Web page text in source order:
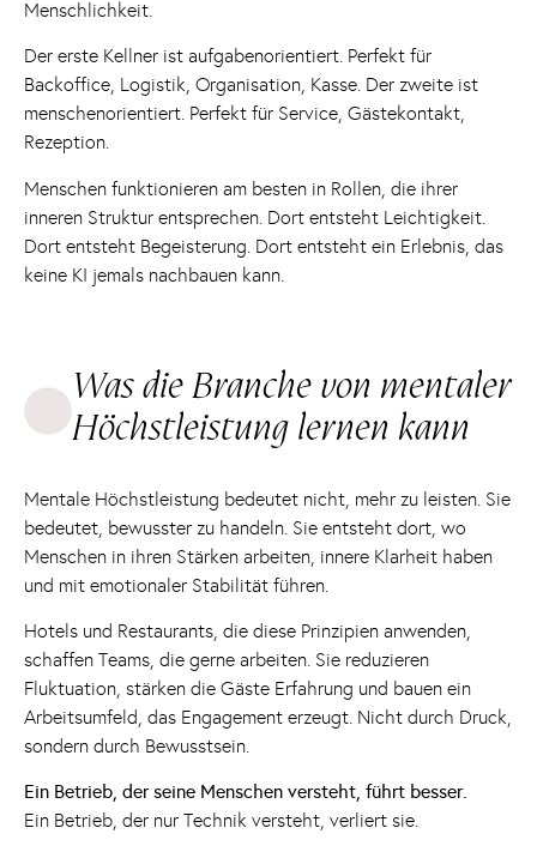
Menschlichkeit.
Der erste Kellner ist aufgabenorientiert. Perfekt für
Backoffice, Logistik, Organisation, Kasse. Der zweite ist
menschenorientiert. Perfekt für Service, Gästekontakt,
Rezeption.
Menschen funktionieren am besten in Rollen, die ihrer
inneren Struktur entsprechen. Dort entsteht Leichtigkeit.
Dort entsteht Begeisterung. Dort entsteht ein Erlebnis, das
keine KI jemals nachbauen kann.
Was die Branche von mentaler
Höchstleistung lernen kann
Mentale Höchstleistung bedeutet nicht, mehr zu leisten. Sie
bedeutet, bewusster zu handeln. Sie entsteht dort, wo
Menschen in ihren Stärken arbeiten, innere Klarheit haben
und mit emotionaler Stabilität führen.
Hotels und Restaurants, die diese Prinzipien anwenden,
schaffen Teams, die gerne arbeiten. Sie reduzieren
Fluktuation, stärken die Gäste Erfahrung und bauen ein
Arbeitsumfeld, das Engagement erzeugt. Nicht durch Druck,
sondern durch Bewusstsein.
Ein Betrieb, der seine Menschen versteht, führt besser.
Ein Betrieb, der nur Technik versteht, verliert sie.